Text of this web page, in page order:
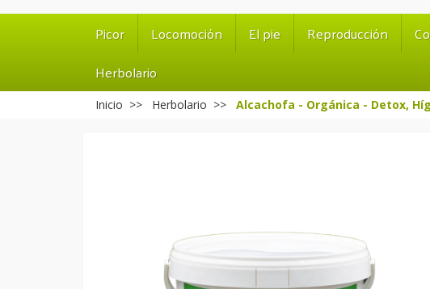
Picor Locomoción El pie Reproducción
Herbolario
Inicio Herbolario Alcachofa - Orgánica - Detox,